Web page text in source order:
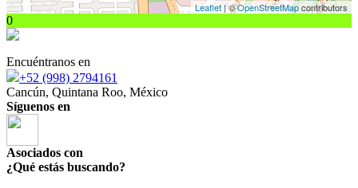
Leaflet| ©OpenStreetMapcontributors
0
Encuéntranos en
+52 (998) 2794161
Cancún, Quintana Roo, México
Síguenos en
Asociados con
¿Qué estás buscando?